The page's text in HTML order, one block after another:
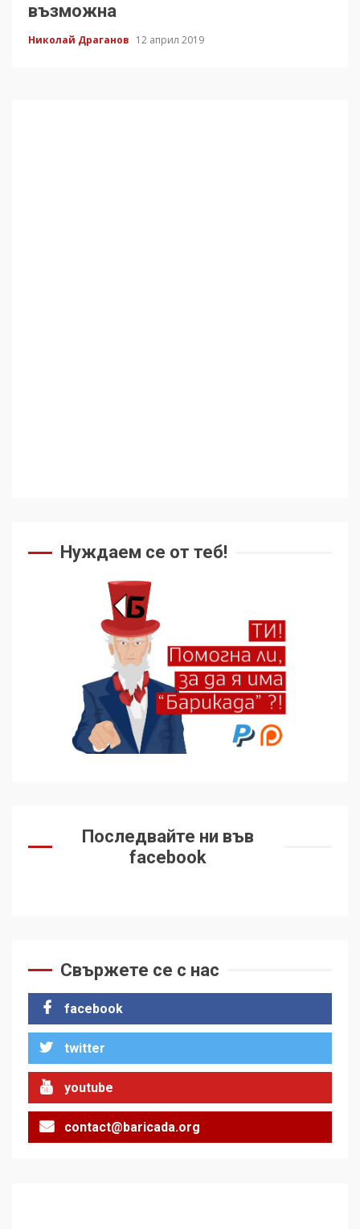
възможна
Николай Драганов 12 април 2019
Нуждаем се от теб!
Последвайте ни във
facebook
Свържете се с нас
facebook
twitter
youtube
contact@baricada.org